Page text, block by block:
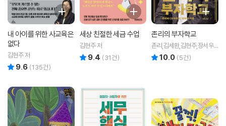
내 아이를 위한 사교육은
없다
김현주 저
9.6 (135건)
세상 친절한 세금 수업
김현주 저
9.4 (31건)
존리의 부자학교
존리,김세환,김현주,장서우,
정수현 공저
10.0 (5건)